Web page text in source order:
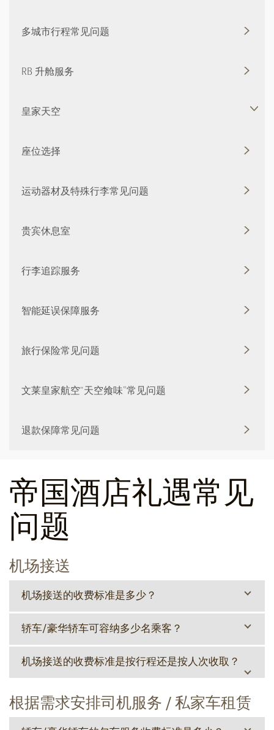
多城市行程常见问题
RB 升舱服务
皇家天空
座位选择
运动器材及特殊行李常见问题
贵宾休息室
行李追踪服务
智能延误保障服务
旅行保险常见问题
文莱皇家航空“天空飨味”常见问题
退款保障常见问题
帝国酒店礼遇常见
问题
机场接送
机场接送的收费标准是多少？
轿车/豪华轿车可容纳多少名乘客？
机场接送的收费标准是按行程还是按人次收取？
根据需求安排司机服务 / 私家车租赁